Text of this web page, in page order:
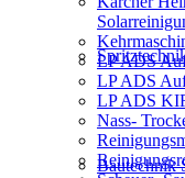
Bautechnik
LP ADS
LP ADS
LP ADS
Nass-